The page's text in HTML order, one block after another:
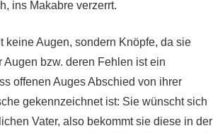
ins Makabre verzerrt.
Augen, sondern Knöpfe, da sie
bzw. deren Fehlen ist ein
offenen Auges Abschied von ihrer
gekennzeichnet ist: Sie wünscht sich
Vater, also bekommt sie diese in der